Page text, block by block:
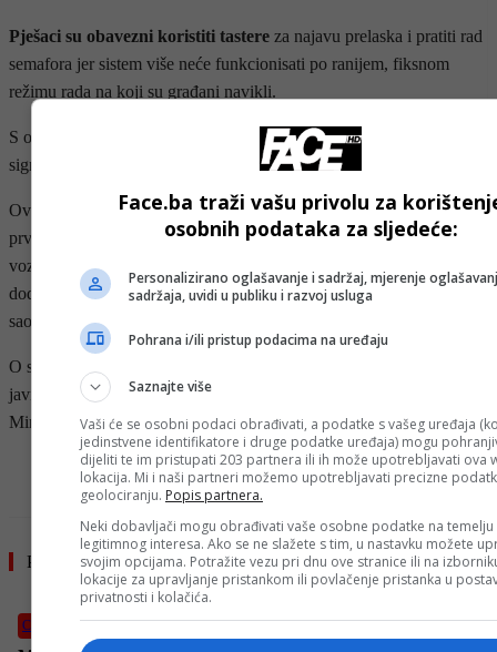
Pješaci su obavezni koristiti tastere za najavu prelaska i pratiti rad
semafora jer sistem više neće funkcionisati po ranijem, fiksnom
režimu rada na koji su građani navikli.
S obzirom na to, apelovali su na sve građane da poštuju svjetlosnu
signalizaciju i prate nove režime rada semafora.
Ovim razvojnim i funkcionalnim sistemom KS, kako su naglasili,
prvi put dobija precizne podatke o opterećenosti saobraćaja, broju
vozila i kretanju učesnika u saobraćaju, čime će se omogućiti
dodatna unapređenja, nove mjere zaštite i povećanje protočnosti
saobraćaja u narednom periodu.
O svim narednim aktivnostima i promjenama koje će se dešavati,
javnost će biti kontinuirano obavještavana, saopćili su iz
Ministarstva saobraćaja KS.
- OGLAS -
Pročitajte još
Crna hronika
Face.ba traži vašu privolu za
osobnih podataka za sljedeće:
Personalizirano oglašavanje i sadržaj, mjerenje
sadržaja, uvidi u publiku i razvoj usluga
Pohrana i/ili pristup podacima na uređaju
Saznajte više
Vaši će se osobni podaci obrađivati, a podatke s vašeg uređaja
jedinstvene identifikatore i druge podatke uređaja) mogu
dijeliti te im pristupati 203 partnera ili ih može upotrebljavati ova
lokacija. Mi i naši partneri možemo upotrebljavati precizne
geolociranju. Popis partnera.
Neki dobavljači mogu obrađivati vaše osobne podatke na temelju
legitimnog interesa. Ako se ne slažete s tim, u nastavku možete
svojim opcijama. Potražite vezu pri dnu ove stranice ili na
lokacije za upravljanje pristankom ili povlačenje pristanka u
privatnosti i kolačića.